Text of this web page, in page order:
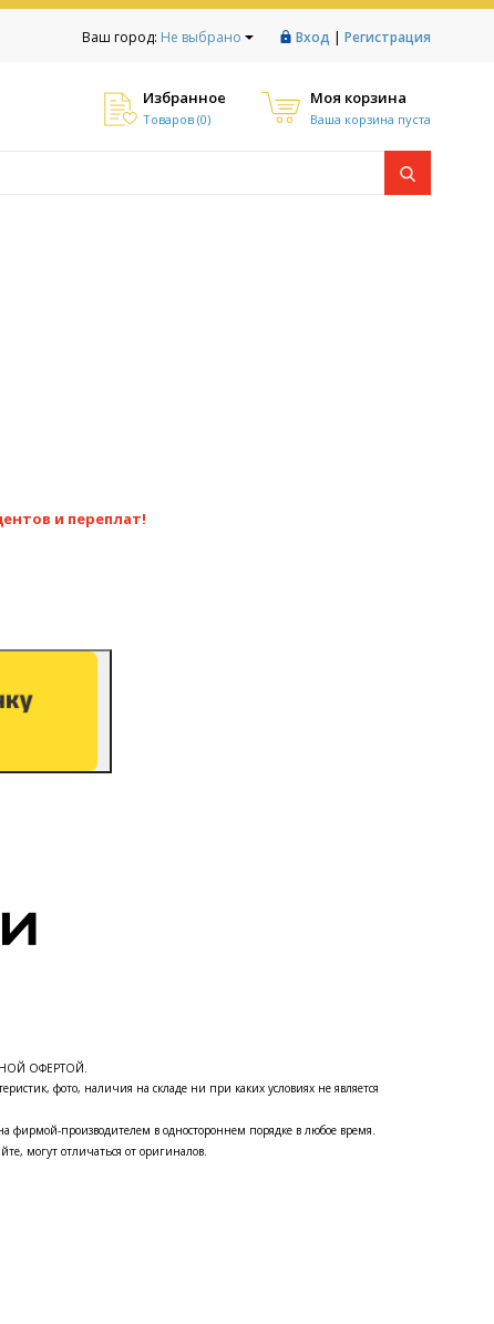
Ваш город: Не выбрано Вход | Регистрация
Избранное
Товаров (0)
Моя корзина
Ваша корзина пуста
и переплат!
ОФЕРТОЙ.
фото, наличия на складе ни при каких условиях не является
фирмой-производителем в одностороннем порядке в любое время.
могут отличаться от оригиналов.